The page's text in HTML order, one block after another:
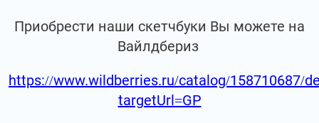
Приобрести наши скетчбуки Вы можете на
Вайлдбериз
https://www.wildberries.ru/catalog/158710687/
targetUrl=GP